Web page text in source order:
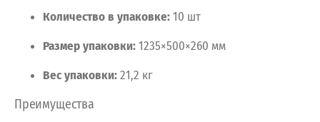
Количество в упаковке:10 шт
Размерупаковки:1235×500×260 мм
Весупаковки:21,2 кг
Преимущества